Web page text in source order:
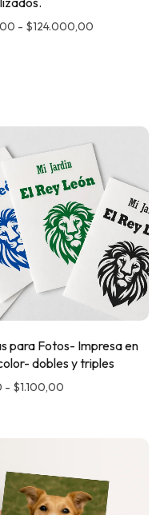
- $124.000,00
para Fotos- Impresa en
dobles y triples
- $1.100,00